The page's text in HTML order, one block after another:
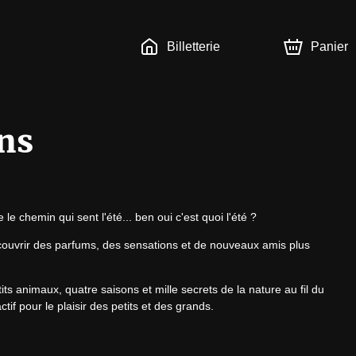
Billetterie Panier
chemin qui sent l'été... ben oui c'est quoi l'été ?
des parfums, des sensations et de nouveaux amis plus
animaux, quatre saisons et mille secrets de la nature au fil du
pour le plaisir des petits et des grands.